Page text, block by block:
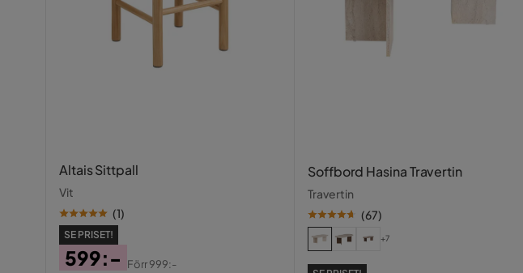
Altais Sittpall
Vit
(1)
SE PRISET!
599:-
Förr999:-
Soffbord Hasina Travertin
Travertin
(67)
+7